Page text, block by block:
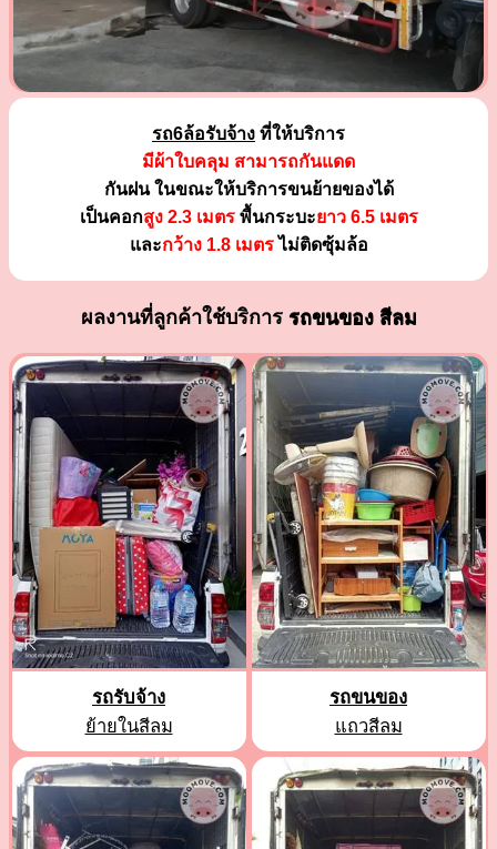
รถ6ล้อรับจ้าง ที่ให้บริการ
มีผ้าใบคลุม สามารถกันแดด
กันฝน ในขณะให้บริการขนย้ายของได้
เป็นคอกสูง 2.3 เมตรพื้นกระบะยาว 6.5 เมตร
และกว้าง 1.8 เมตรไม่ติดซุ้มล้อ
ผลงานที่ลูกค้าใช้บริการ รถขนของ สีลม
รถรับจ้าง
ย้ายในสีลม
รถขนของ
แถวสีลม